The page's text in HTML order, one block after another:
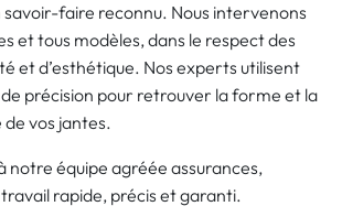
savoir-faire reconnu. Nous intervenons
et tous modèles, dans le respect des
et d’esthétique. Nos experts utilisent
précision pour retrouver la forme et la
de vos jantes.
notre équipe agréée assurances,
rapide, précis et garanti.